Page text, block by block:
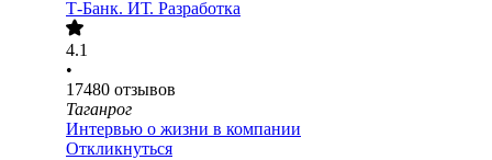
Т-Банк. ИТ. Разработка
4.1
•
17480 отзывов
Таганрог
Интервью о жизни в компании
Откликнуться